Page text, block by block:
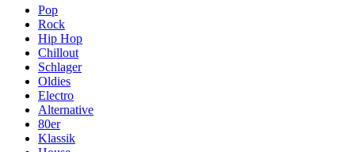
Pop
Rock
Hip Hop
Chillout
Schlager
Oldies
Electro
Alternative
80er
Klassik